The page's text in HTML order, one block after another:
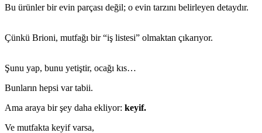
Bu ürünler bir evin parçası değil; o evin tarzını belirleyen detaydır.
Çünkü Brioni, mutfağı bir “iş listesi” olmaktan çıkarıyor.
Şunu yap, bunu yetiştir, ocağı kıs…
Bunların hepsi var tabii.
Ama araya bir şey daha ekliyor: keyif.
Ve mutfakta keyif varsa,